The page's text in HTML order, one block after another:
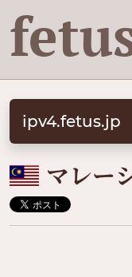
ipv4.fetus.jp
🇲🇾 マレー